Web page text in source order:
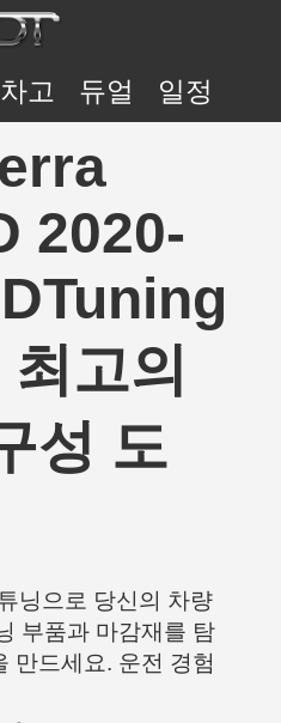
차고 듀얼 일정
2020-
고의
성 도
닝으로 당신의 차량
부품과 마감재를 탐
만드세요. 운전 경험